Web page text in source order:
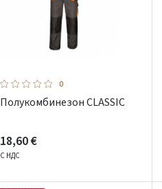
0
Полукомбинезон CLASSIC
18,60 €
С НДС